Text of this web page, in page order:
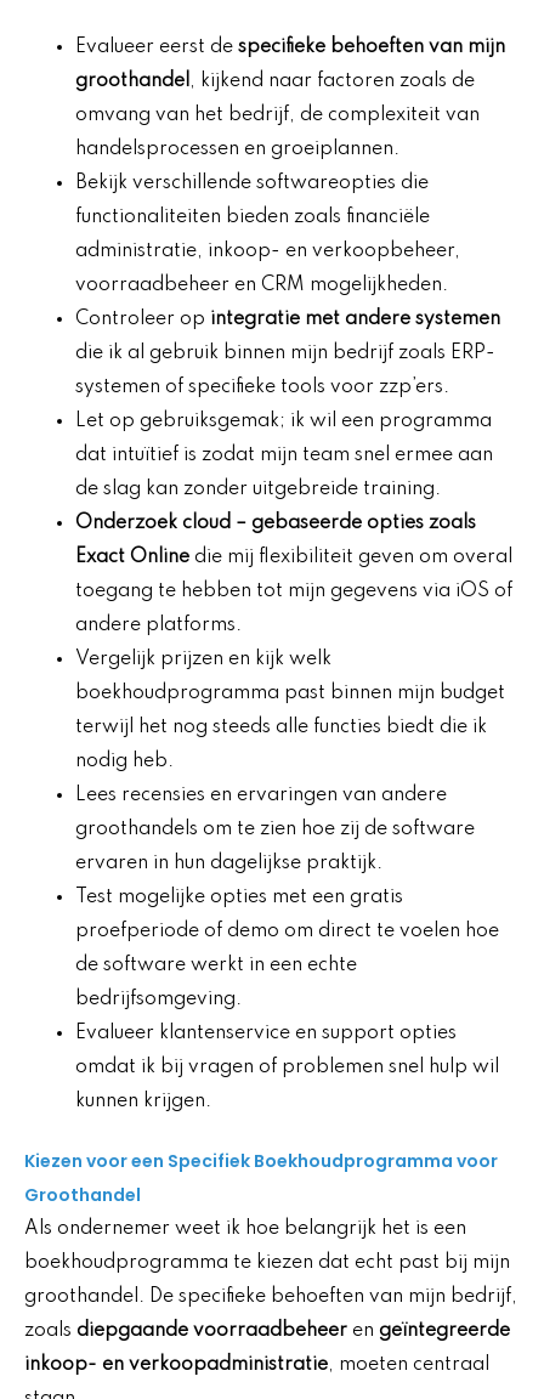
Evalueer eerst de specifieke behoeften van mijn
groothandel , kijkend naar factoren zoals de
omvang van het bedrijf, de complexiteit van
handelsprocessen en groeiplannen.
Bekijk verschillende softwareopties die
functionaliteiten bieden zoals financiële
administratie, inkoop- en verkoopbeheer,
voorraadbeheer en CRM mogelijkheden.
Controleer op integratie met andere systemen
die ik al gebruik binnen mijn bedrijf zoals ERP-
systemen of specifieke tools voor zzp’ers.
Let op gebruiksgemak; ik wil een programma
dat intuïtief is zodat mijn team snel ermee aan
de slag kan zonder uitgebreide training.
Onderzoek cloud – gebaseerde opties zoals
Exact Online die mij flexibiliteit geven om overal
toegang te hebben tot mijn gegevens via iOS of
andere platforms.
Vergelijk prijzen en kijk welk
boekhoudprogramma past binnen mijn budget
terwijl het nog steeds alle functies biedt die ik
nodig heb.
Lees recensies en ervaringen van andere
groothandels om te zien hoe zij de software
ervaren in hun dagelijkse praktijk.
Test mogelijke opties met een gratis
proefperiode of demo om direct te voelen hoe
de software werkt in een echte
bedrijfsomgeving.
Evalueer klantenservice en support opties
omdat ik bij vragen of problemen snel hulp wil
kunnen krijgen.
Kiezen voor een Specifiek Boekhoudprogramma voor
Groothandel
Als ondernemer weet ik hoe belangrijk het is een
boekhoudprogramma te kiezen dat echt past bij mijn
groothandel. De specifieke behoeften van mijn bedrijf,
zoals diepgaande voorraadbeheer en geïntegreerde
inkoop- en verkoopadministratie, moeten centraal